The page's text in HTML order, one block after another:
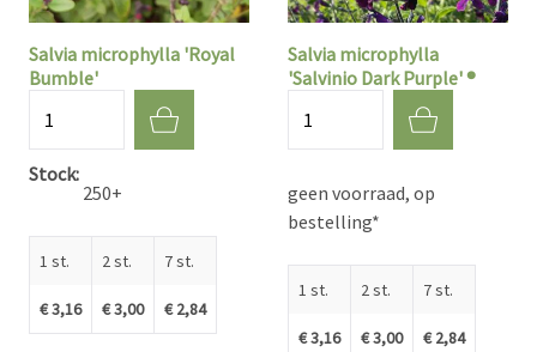
Salvia microphylla 'Royal
Bumble'
Stock
250+
1 st.
€ 3,16
2 st.
€ 3,00
7 st.
€ 2,84
Salvia microphylla
'Salvinio Dark Purple' ®
geen voorraad, op
bestelling*
1 st.
€ 3,16
2 st.
€ 3,00
7 st.
€ 2,84